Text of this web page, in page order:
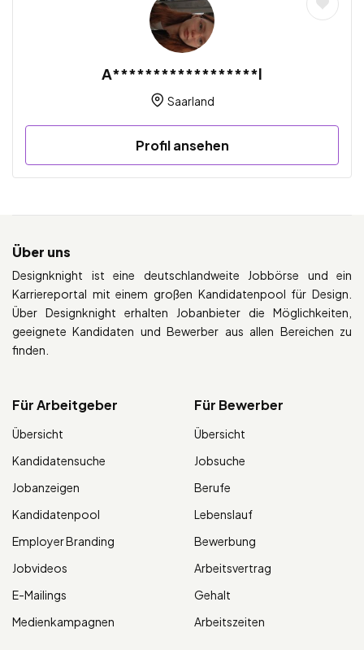
A******************l
Saarland
Profil ansehen
Über uns
Designknight ist eine deutschlandweite Jobbörse und ein
Karriereportal mit einem großen Kandidatenpool für Design.
Über Designknight erhalten Jobanbieter die Möglichkeiten,
geeignete Kandidaten und Bewerber aus allen Bereichen zu
finden.
Für Arbeitgeber
Übersicht
Kandidatensuche
Jobanzeigen
Kandidatenpool
Employer Branding
Jobvideos
E-Mailings
Medienkampagnen
Für Bewerber
Übersicht
Jobsuche
Berufe
Lebenslauf
Bewerbung
Arbeitsvertrag
Gehalt
Arbeitszeiten